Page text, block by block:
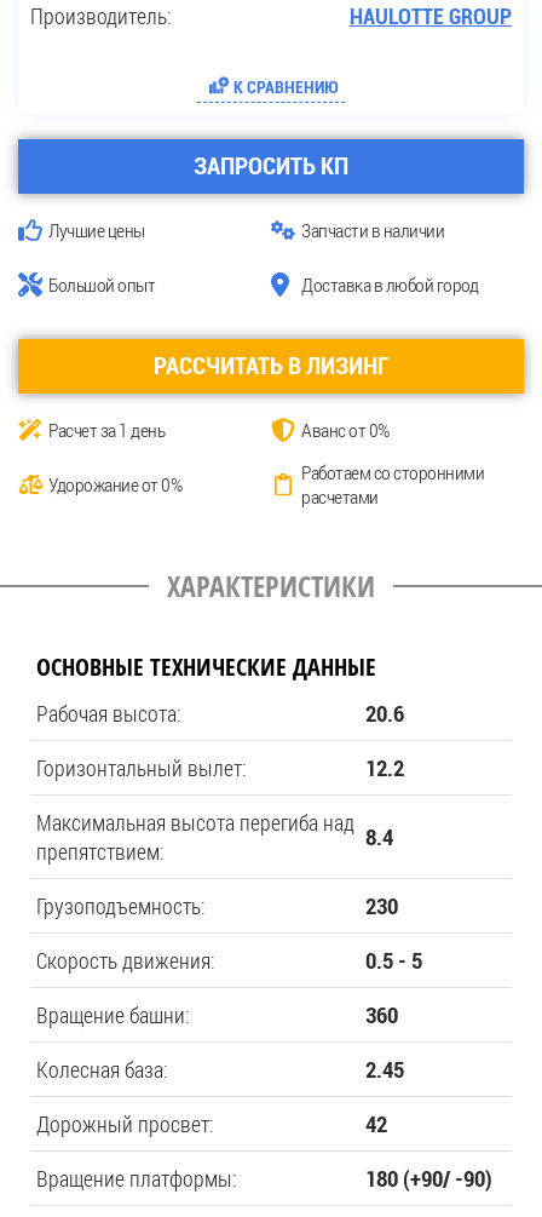
Производитель: HAULOTTE GROUP
К СРАВНЕНИЮ
ЗАПРОСИТЬ КП
Лучшие цены Запчасти в наличии
Большой опыт Доставка в любой город
РАССЧИТАТЬ В ЛИЗИНГ
Расчет за 1 день Аванс от 0%
Удорожание от 0%
Работаем со сторонними
расчетами
ХАРАКТЕРИСТИКИ
ОСНОВНЫЕ ТЕХНИЧЕСКИЕ ДАННЫЕ
Рабочая высота: 20.6
Горизонтальный вылет: 12.2
Максимальная высота перегиба над
препятствием:
8.4
Грузоподъемность: 230
Скорость движения: 0.5 - 5
Вращение башни: 360
Колесная база: 2.45
Дорожный просвет: 42
Вращение платформы: 180 (+90/ -90)